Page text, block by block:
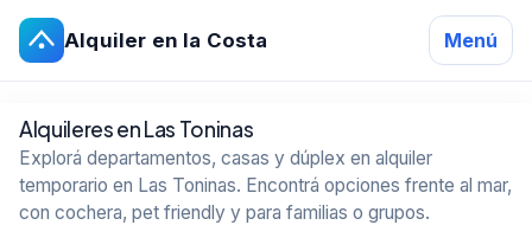
Alquiler en la Costa Menú
Alquileres en Las Toninas
Explorá departamentos, casas y dúplex en alquiler
temporario en Las Toninas. Encontrá opciones frente al mar,
con cochera, pet friendly y para familias o grupos.